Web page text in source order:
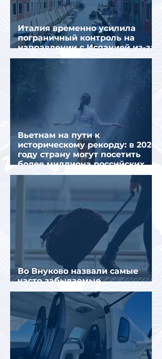
Италия временно усилила
пограничный контроль на
направлении с Испанией из-за
миграционного кризиса
Вьетнам на пути к
историческому рекорду: в 2026
году страну могут посетить
более миллиона российских
туристов
Во Внуково назвали самые
часто забываемые
пассажирами вещи